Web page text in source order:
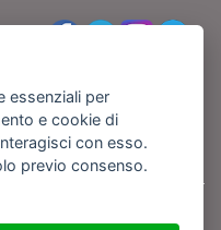
- Tutte le fotografie recanti il
essenziali per
e cookie di
con esso.
previo consenso.